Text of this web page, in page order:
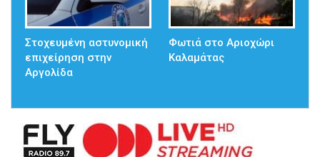
Στοχευμένη αστυνομική
επιχείρηση στην
Αργολίδα
Φωτιά στο Αριοχώρι
Καλαμάτας